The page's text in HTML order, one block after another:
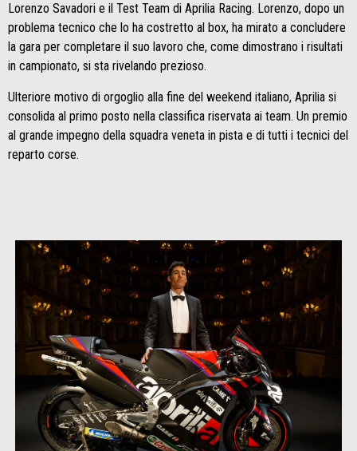
Lorenzo Savadori e il Test Team di Aprilia Racing. Lorenzo, dopo un
problema tecnico che lo ha costretto al box, ha mirato a concludere
la gara per completare il suo lavoro che, come dimostrano i risultati
in campionato, si sta rivelando prezioso.
Ulteriore motivo di orgoglio alla fine del weekend italiano, Aprilia si
consolida al primo posto nella classifica riservata ai team. Un premio
al grande impegno della squadra veneta in pista e di tutti i tecnici del
reparto corse.